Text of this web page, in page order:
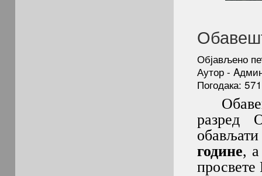
Објављено
Аутор -
Погодака:
разред
године,
просвете